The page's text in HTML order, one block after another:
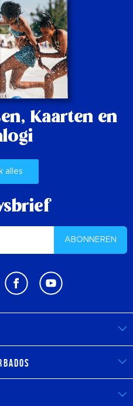
Kaarten en
alles
ABONNEREN